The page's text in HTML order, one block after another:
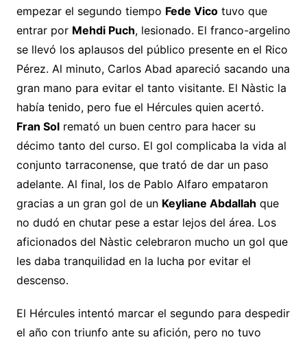
empezar el segundo tiempo Fede Vicotuvo que
entrar por Mehdi Puch, lesionado. El franco-argelino
se llevó los aplausos del público presente en el Rico
Pérez. Al minuto, Carlos Abad apareció sacando una
gran mano para evitar el tanto visitante. El Nàstic la
había tenido, pero fue el Hércules quien acertó.
Fran Solremató un buen centro para hacer su
décimo tanto del curso. El gol complicaba la vida al
conjunto tarraconense, que trató de dar un paso
adelante. Al final, los de Pablo Alfaro empataron
gracias a un gran gol de un Keyliane Abdallah que
no dudó en chutar pese a estar lejos del área. Los
aficionados del Nàstic celebraron mucho un gol que
les daba tranquilidad en la lucha por evitar el
descenso.
El Hércules intentó marcar el segundo para despedir
el año con triunfo ante su afición, pero no tuvo